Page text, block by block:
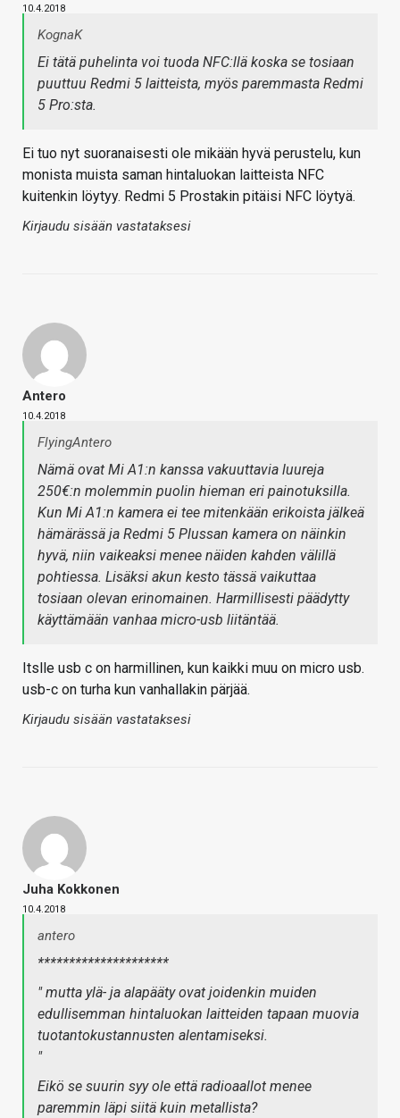
10.4.2018
KognaK
Ei tätä puhelinta voi tuoda NFC:llä koska se tosiaan
puuttuu Redmi 5 laitteista, myös paremmasta Redmi
5 Pro:sta.
Ei tuo nyt suoranaisesti ole mikään hyvä perustelu, kun
monista muista saman hintaluokan laitteista NFC
kuitenkin löytyy. Redmi 5 Prostakin pitäisi NFC löytyä.
Kirjaudu sisään vastataksesi
Antero
10.4.2018
FlyingAntero
Nämä ovat Mi A1:n kanssa vakuuttavia luureja
250€:n molemmin puolin hieman eri painotuksilla.
Kun Mi A1:n kamera ei tee mitenkään erikoista jälkeä
hämärässä ja Redmi 5 Plussan kamera on näinkin
hyvä, niin vaikeaksi menee näiden kahden välillä
pohtiessa. Lisäksi akun kesto tässä vaikuttaa
tosiaan olevan erinomainen. Harmillisesti päädytty
käyttämään vanhaa micro-usb liitäntää.
Itslle usb c on harmillinen, kun kaikki muu on micro usb.
usb-c on turha kun vanhallakin pärjää.
Kirjaudu sisään vastataksesi
Juha Kokkonen
10.4.2018
antero
*********************
" mutta ylä- ja alapääty ovat joidenkin muiden
edullisemman hintaluokan laitteiden tapaan muovia
tuotantokustannusten alentamiseksi.
"
Eikö se suurin syy ole että radioaallot menee
paremmin läpi siitä kuin metallista?